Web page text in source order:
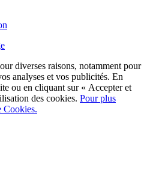
diverses raisons, notamment pour
analyses et vos publicités. En
ou en cliquant sur « Accepter et
des cookies. Pour plus
Cookies.